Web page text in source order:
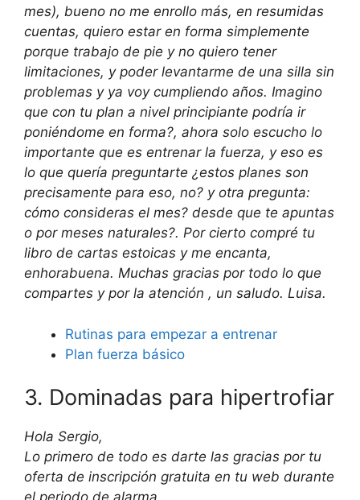
mes), bueno no me enrollo más, en resumidas
cuentas, quiero estar en forma simplemente
porque trabajo de pie y no quiero tener
limitaciones, y poder levantarme de una silla sin
problemas y ya voy cumpliendo años. Imagino
que con tu plan a nivel principiante podría ir
poniéndome en forma?, ahora solo escucho lo
importante que es entrenar la fuerza, y eso es
lo que quería preguntarte ¿estos planes son
precisamente para eso, no? y otra pregunta:
cómo consideras el mes? desde que te apuntas
o por meses naturales?. Por cierto compré tu
libro de cartas estoicas y me encanta,
enhorabuena. Muchas gracias por todo lo que
compartes y por la atención , un saludo. Luisa.
Rutinas para empezar a entrenar
Plan fuerza básico
3. Dominadas para hipertrofiar
Hola Sergio,
Lo primero de todo es darte las gracias por tu
oferta de inscripción gratuita en tu web durante
el periodo de alarma.